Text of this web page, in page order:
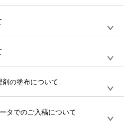
ラーになります。（※ Illustratorか
稿には対応していません。AIで保存
ンツールからアップロードして下さ
の方は、サポートが担当するエコバ
頂ければ、電話やFAX、メールなど
可能です。
しい。などの場合は、製作数量が
あれば、サポート担当が、デザイ
シェル
サー
用ください。(※ 30個以下の場合
ンツールをご利用ください)
18時以降に配送業者・伝票番号を
知らせいたしますので、直接配送業
いただき調整をお願い致します。
自動的に割引(最大50%)が適用され
与ポイント】購入金額の1％が1ポ
て付与され、次回ご注文時に1ポイ
としてお使いいただけます。ポイン
の塗布について
理剤）】カラー生地（Tシャツのホ
タでのご入稿について